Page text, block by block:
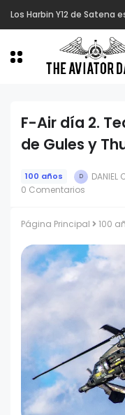
F-Air día 2.
de Gules y
100 años D DANIEL
0 Comentarios
Página Principal 100